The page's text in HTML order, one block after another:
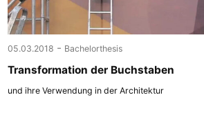
05.03.2018 - Bachelorthesis
Transformation der Buchstaben
und ihre Verwendung in der Architektur